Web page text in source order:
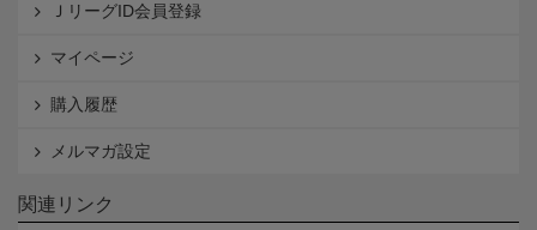
ＪリーグID会員登録
マイページ
購入履歴
メルマガ設定
関連リンク